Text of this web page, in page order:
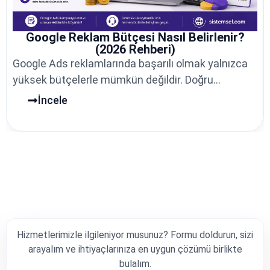
Google Reklam Bütçesi Nasıl Belirlenir?
(2026 Rehberi)
Google Ads reklamlarında başarılı olmak yalnızca
yüksek bütçelerle mümkün değildir. Doğru...
İncele
Hizmetlerimizle ilgileniyor musunuz? Formu doldurun, sizi
arayalım ve ihtiyaçlarınıza en uygun çözümü birlikte
bulalım.